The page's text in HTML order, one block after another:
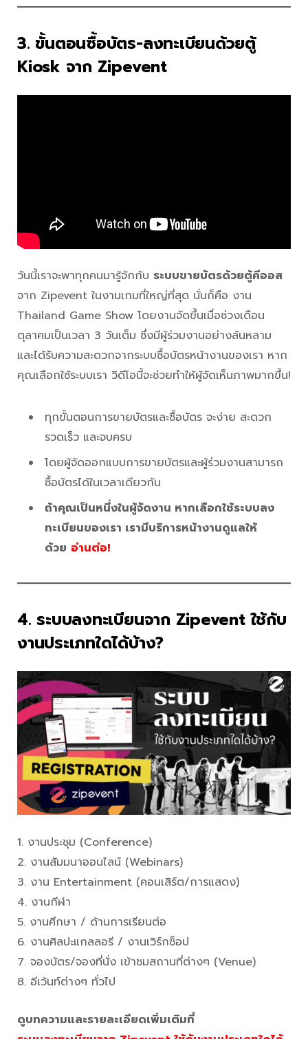
3. ขั้นตอนซื้อบัตร-ลงทะเบียนด้วยตู้
Kiosk จาก Zipevent
วันนี้เราจะพาทุกคนมารู้จักกับ ระบบขายบัตรด้วยตู้คีออส
จาก Zipevent ในงานเกมที่ใหญ่ที่สุด นั่นก็คือ งาน
Thailand Game Show โดยงานจัดขึ้นเมื่อช่วงเดือน
ตุลาคมเป็นเวลา 3 วันเต็ม ซึ่งมีผู้ร่วมงานอย่างล้นหลาม
และได้รับความสะดวกจากระบบซื้อบัตรหน้างานของเรา หาก
คุณเลือกใช้ระบบเรา วิดีโอนี้จะช่วยทำให้ผู้จัดเห็นภาพมากขึ้น!
ทุกขั้นตอนการขายบัตรและซื้อบัตร จะง่าย สะดวก
รวดเร็ว และจบครบ
โดยผู้จัดออกแบบการขายบัตรและผู้ร่วมงานสามารถ
ซื้อบัตรได้ในเวลาเดียวกัน
ถ้าคุณเป็นหนึ่งในผู้จัดงาน หากเลือกใช้ระบบลง
ทะเบียนของเรา เรามีบริการหน้างานดูแลให้
ด้วย อ่านต่อ!
4. ระบบลงทะเบียนจาก Zipevent ใช้กับ
งานประเภทใดได้บ้าง?
1. งานประชุม (Conference)
2. งานสัมมนาออนไลน์ (Webinars)
3. งาน Entertainment (คอนเสิร์ต/การแสดง)
4. งานกีฬา
5. งานศึกษา / ด้านการเรียนต่อ
6. งานศิลปะแกลลอรี / งานเวิร์กช็อป
7. จองบัตร/จองที่นั่ง เข้าชมสถานที่ต่างๆ (Venue)
8. อีเว้นท์ต่างๆ ทั่วไป
ดูบทความและรายละเอียดเพิ่มเติมที่